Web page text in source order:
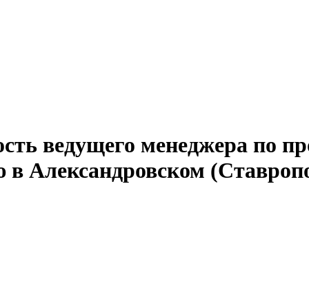
ведущего менеджера по
в Александровском